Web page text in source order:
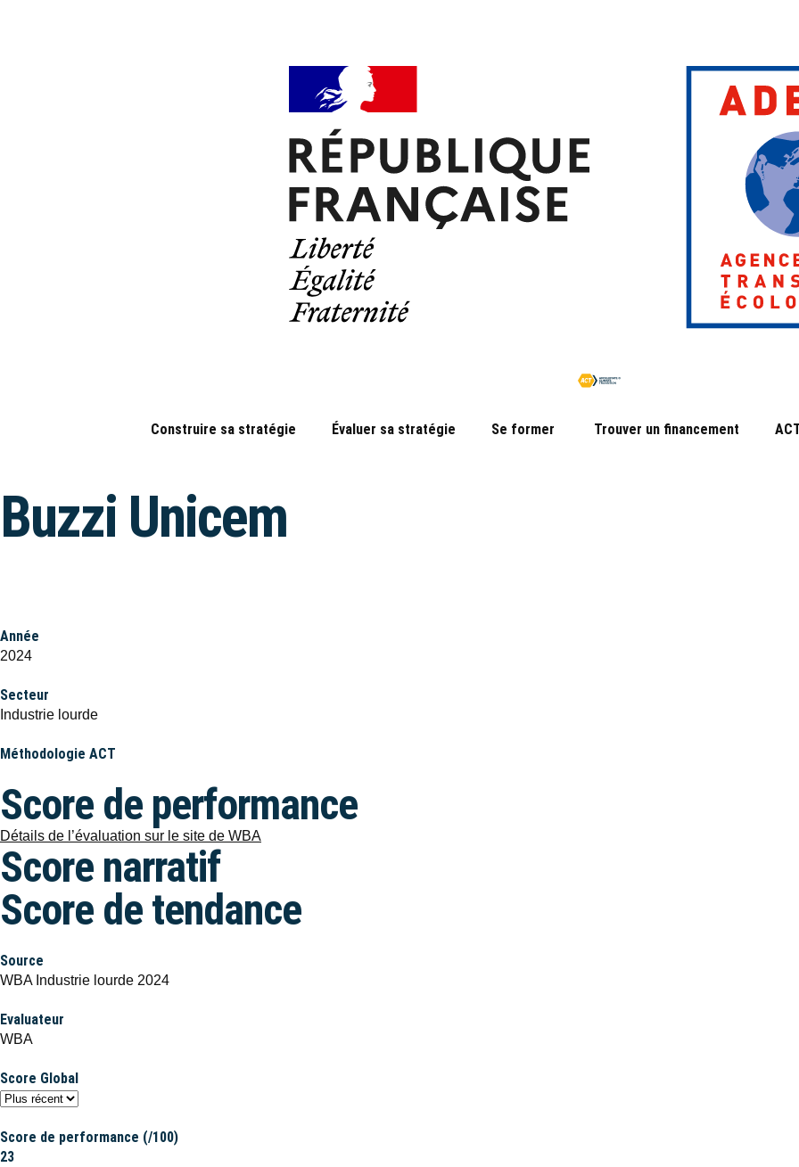
Construire sa stratégie Évaluer sa stratégie Se former Trouver un financement
Buzzi Unicem
Année
2024
Secteur
Industrie lourde
Méthodologie ACT
Score de performance
Détails de l’évaluation sur le site de WBA
Score narratif
Score de tendance
Source
WBA Industrie lourde 2024
Evaluateur
WBA
Score Global
Score de performance (/100)
23